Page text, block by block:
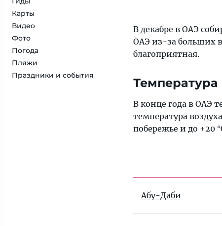
Карты
Видео
Фото
Погода
Пляжи
Праздники и события
В декабре в ОАЭ
ОАЭ из-за больших
благоприятная.
Температура
В конце года в ОАЭ
температура
побережье и до +20
Абу-Даби